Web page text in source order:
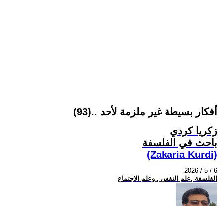
أفكار بسيطة غير ملزمة لأحد ..(93)
زكريا كردي
باحث في الفلسفة
(Zakaria Kurdi)
2026 / 5 / 6
الفلسفة ,علم النفس , وعلم الاجتماع